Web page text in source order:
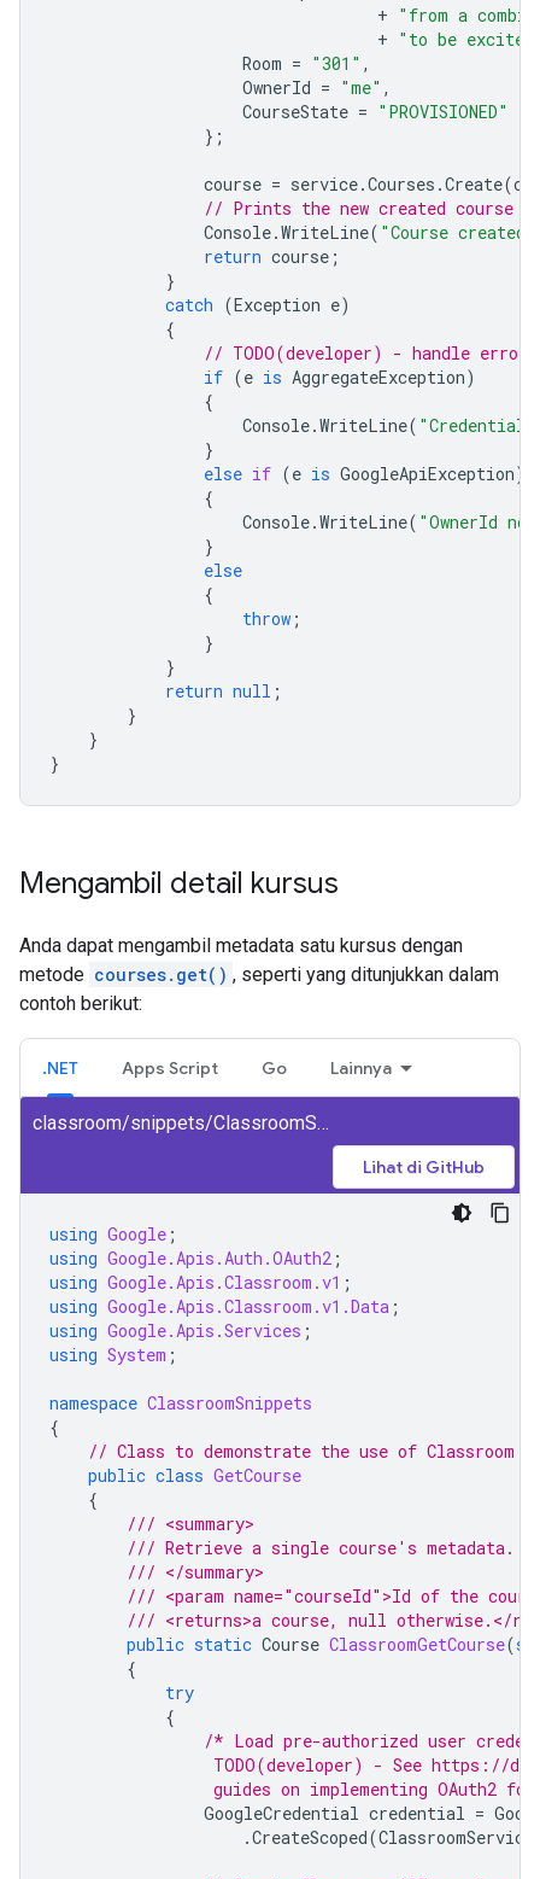
+ "from a
+ "to be
Room = "301" ,
OwnerId = "me" ,
CourseState = "PROVISIONED"
};
course = service.Courses .Create(
// Prints the new created course Id
Console.WriteLine( "Course
return course ;
}
catch (Exception e)
{
// TODO(developer) - handle error
if (e is AggregateException)
{
Console.WriteLine( "Credential
}
else if (e is GoogleApiException)
{
Console.WriteLine( "OwnerId
}
else
{
throw ;
}
}
return null ;
}
}
}
Mengambil detail kursus
Anda dapat mengambil metadata satu kursus dengan
metode courses.get() , seperti yang ditunjukkan dalam
contoh berikut:
.NET Apps Script Go Lainnya
classroom/snippets/ClassroomSnippets/GetCourse.cs
Lihat di GitHub
using Google ;
using Google.Apis.Auth.OAuth2 ;
using Google.Apis.Classroom.v1 ;
using Google.Apis.Classroom.v1.Data ;
using Google.Apis.Services ;
using System ;
namespace ClassroomSnippets
{
// Class to demonstrate the use of Classroom
public class GetCourse
{
/// <summary>
/// Retrieve a single course's metadata.
/// </summary>
/// <param name="courseId">Id of the
/// <returns>a course, null otherwise.</
public static Course ClassroomGetCourse(
{
try
{
/* Load pre-authorized user
TODO(developer) - See https://
guides on implementing OAuth2
GoogleCredential credential =
.CreateScoped(ClassroomService